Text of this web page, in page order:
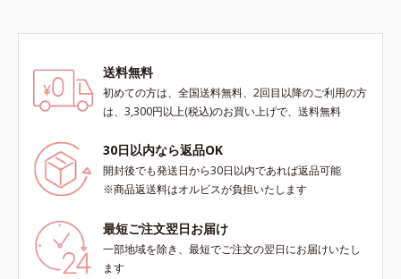
送料無料
初めての方は、全国送料無料、2回目以降のご利用の方
は、3,300円以上(税込)のお買い上げで、送料無料
30日以内なら返品OK
開封後でも発送日から30日以内であれば返品可能
※商品返送料はオルビスが負担いたします
最短ご注文翌日お届け
一部地域を除き、最短でご注文の翌日にお届けいたし
ます